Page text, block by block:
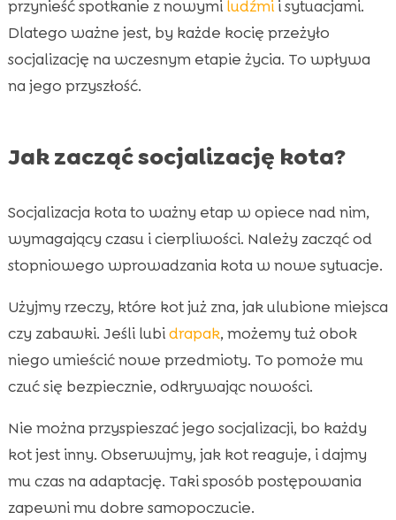
przynieść spotkanie z nowymi ludźmii sytuacjami.
Dlatego ważne jest, by każde kocię przeżyło
socjalizację na wczesnym etapie życia. To wpływa
na jego przyszłość.
Jak zacząć socjalizację kota?
Socjalizacja kota to ważny etap w opiece nad nim,
wymagający czasu i cierpliwości. Należy zacząć od
stopniowego wprowadzania kota w nowe sytuacje.
Użyjmy rzeczy, które kot już zna, jak ulubione miejsca
czy zabawki. Jeśli lubidrapak, możemy tuż obok
niego umieścić nowe przedmioty. To pomoże mu
czuć się bezpiecznie, odkrywając nowości.
Nie można przyspieszać jego socjalizacji, bo każdy
kot jest inny. Obserwujmy, jak kot reaguje, i dajmy
mu czas na adaptację. Taki sposób postępowania
zapewni mu dobre samopoczucie.